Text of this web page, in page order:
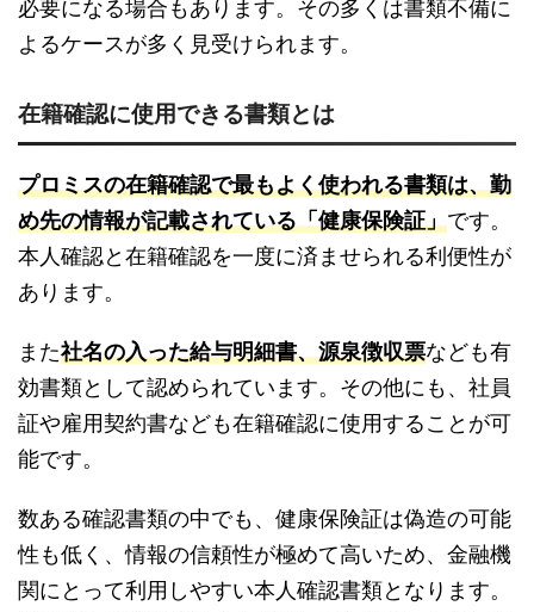
必要になる場合もあります。その多くは書類不備に
よるケースが多く見受けられます。
在籍確認に使用できる書類とは
プロミスの在籍確認で最もよく使われる書類は、勤
め先の情報が記載されている「健康保険証」です。
本人確認と在籍確認を一度に済ませられる利便性が
あります。
また社名の入った給与明細書、源泉徴収票なども有
効書類として認められています。その他にも、社員
証や雇用契約書なども在籍確認に使用することが可
能です。
数ある確認書類の中でも、健康保険証は偽造の可能
性も低く、情報の信頼性が極めて高いため、金融機
関にとって利用しやすい本人確認書類となります。